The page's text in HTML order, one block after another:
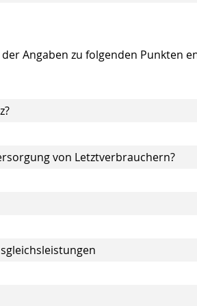
Angaben zu folgenden Punkten
von Letztverbrauchern?